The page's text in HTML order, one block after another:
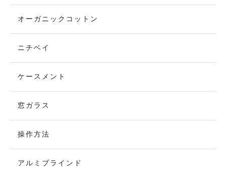
オーガニックコットン
ニチベイ
ケースメント
窓ガラス
操作方法
アルミブラインド